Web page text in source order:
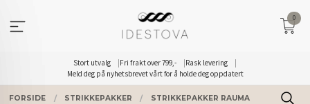
innholdet
Stort utvalg Fri frakt over 799,-
Rask levering
Meld deg på nyhetsbrevet vårt for å holde deg oppdatert
0
FORSIDE STRIKKEPAKKER STRIKKEPAKKER RAUMA